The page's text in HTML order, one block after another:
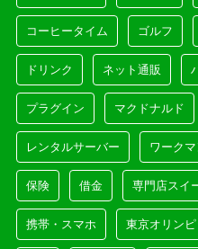
コーヒータイム ゴルフ
ドリンク ネット通販
プラグイン マクドナルド
レンタルサーバー ワークマ
保険 借金 専門店スイ
携帯・スマホ 東京オリン